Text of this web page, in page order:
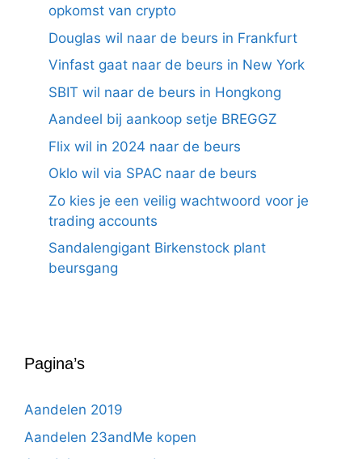
opkomst van crypto
Douglas wil naar de beurs in Frankfurt
Vinfast gaat naar de beurs in New York
SBIT wil naar de beurs in Hongkong
Aandeel bij aankoop setje BREGGZ
Flix wil in 2024 naar de beurs
Oklo wil via SPAC naar de beurs
Zo kies je een veilig wachtwoord voor je
trading accounts
Sandalengigant Birkenstock plant
beursgang
Pagina’s
Aandelen 2019
Aandelen 23andMe kopen